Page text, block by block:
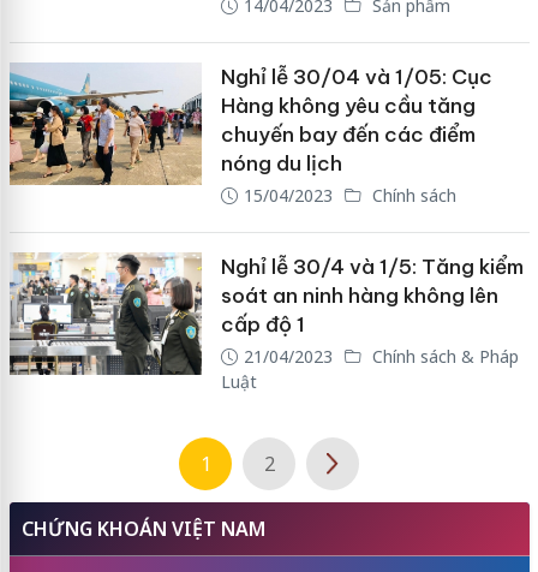
14/04/2023 Sản phẩm
Nghỉ lễ 30/04 và 1/05: Cục
Hàng không yêu cầu tăng
chuyến bay đến các điểm
nóng du lịch
15/04/2023 Chính sách
Nghỉ lễ 30/4 và 1/5: Tăng kiểm
soát an ninh hàng không lên
cấp độ 1
21/04/2023
Chính sách & Pháp
Luật
1 2
CHỨNG KHOÁN VIỆT NAM